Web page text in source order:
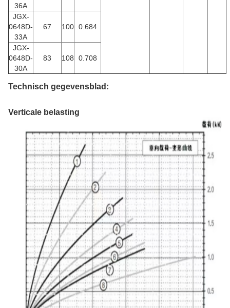
36A
JGX-
0648D-
33A
67 100 0.684
JGX-
0648D-
30A
83 108 0.708
Technisch gegevensblad:
Verticale belasting